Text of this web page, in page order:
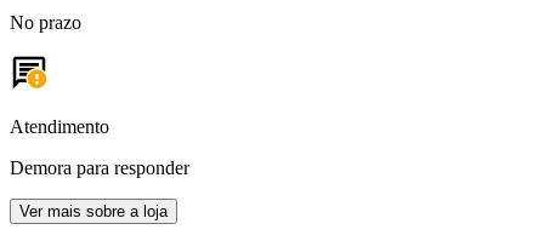
No prazo
Atendimento
Demora para responder
Ver mais sobre a loja